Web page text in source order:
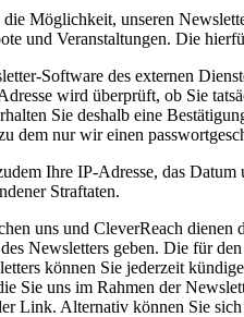
die Möglichkeit, unseren
und Veranstaltungen. Die
Software des externen
wird überprüft, ob Sie
Sie deshalb eine
dem nur wir einen
Ihre IP-Adresse, das
Straftaten.
uns und CleverReach dienen
Newsletters geben. Die für
können Sie jederzeit
Sie uns im Rahmen der
Link. Alternativ können Sie